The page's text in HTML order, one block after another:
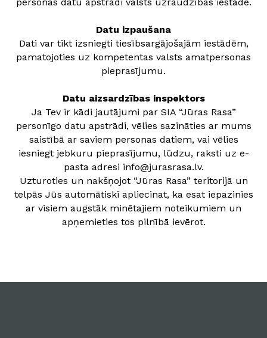
Datu izpaušana
Dati var tikt izsniegti tiesībsargājošajām iestādēm,
pamatojoties uz kompetentas valsts amatpersonas
pieprasījumu.
Datu aizsardzības inspektors
Ja Tev ir kādi jautājumi par SIA “Jūras Rasa”
personīgo datu apstrādi, vēlies sazināties ar mums
saistībā ar saviem personas datiem, vai vēlies
iesniegt jebkuru pieprasījumu, lūdzu, raksti uz e-
pasta adresi info@jurasrasa.lv.
Uzturoties un nakšņojot “Jūras Rasa” teritorijā un
telpās Jūs automātiski apliecinat, ka esat iepazinies
ar visiem augstāk minētajiem noteikumiem un
apņemieties tos pilnībā ievērot.